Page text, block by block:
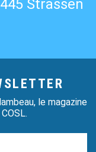
Strassen
le magazine